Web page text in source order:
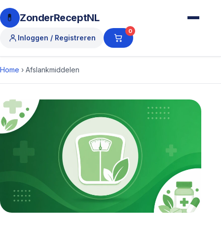
💊 ZonderReceptNL
Inloggen / Registreren
0
Home › Afslankmiddelen